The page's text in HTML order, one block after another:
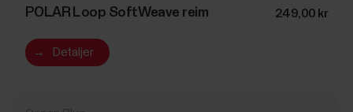
POLAR Loop SoftWeave reim 249,00 kr
→ Detaljer